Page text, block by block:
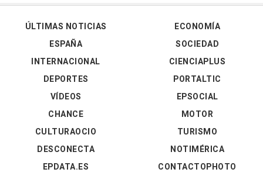
ÚLTIMAS NOTICIAS
ESPAÑA
INTERNACIONAL
DEPORTES
VÍDEOS
ECONOMÍA
SOCIEDAD
CIENCIAPLUS
PORTALTIC
EPSOCIAL
CHANCE
CULTURAOCIO
DESCONECTA
EPDATA.ES
MOTOR
TURISMO
NOTIMÉRICA
CONTACTOPHOTO